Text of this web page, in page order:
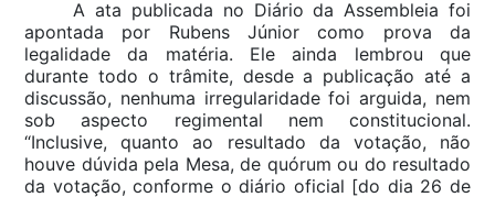
A ata publicada no Diário da Assembleia foi
apontada por Rubens Júnior como prova da
legalidade da matéria. Ele ainda lembrou que
durante todo o trâmite, desde a publicação até a
discussão, nenhuma irregularidade foi arguida, nem
sob aspecto regimental nem constitucional.
“Inclusive, quanto ao resultado da votação, não
houve dúvida pela Mesa, de quórum ou do resultado
da votação, conforme o diário oficial [do dia 26 de